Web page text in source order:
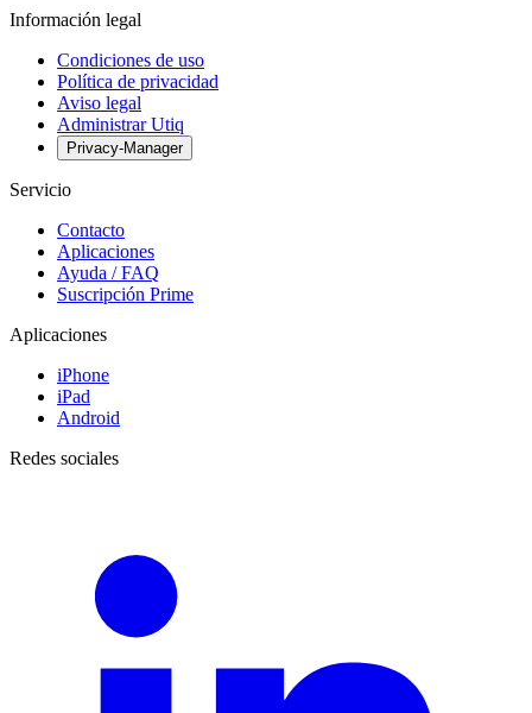
Información legal
Condiciones de uso
Política de privacidad
Aviso legal
Administrar Utiq
Privacy-Manager
Servicio
Contacto
Aplicaciones
Ayuda / FAQ
Suscripción Prime
Aplicaciones
iPhone
iPad
Android
Redes sociales